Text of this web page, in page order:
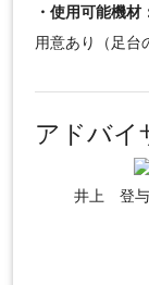
・使用可能機材
用意あり（足
アドバイ
井上 登与